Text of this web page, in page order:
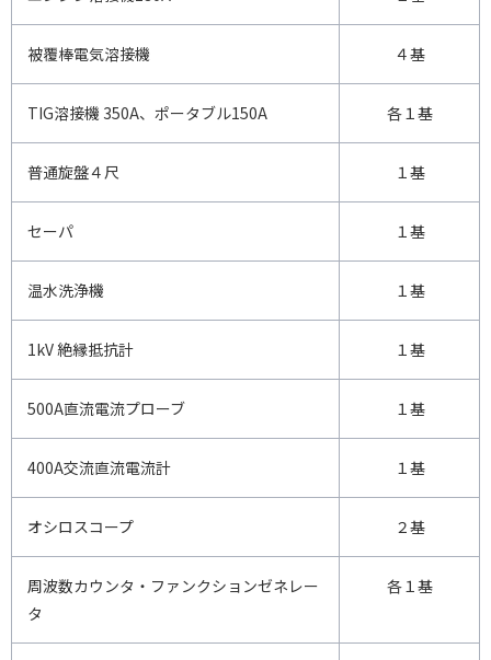
被覆棒電気溶接機 ４基
TIG溶接機 350A、ポータブル150A 各１基
普通旋盤４尺 １基
セーパ １基
温水洗浄機 １基
1kV 絶縁抵抗計 １基
500A直流電流プローブ １基
400A交流直流電流計 １基
オシロスコープ ２基
周波数カウンタ・ファンクションゼネレー
タ
各１基